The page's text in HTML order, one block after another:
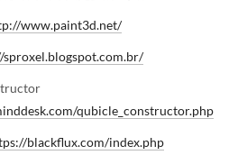
www.paint3d.net/
qubicle_constructor.php
blackflux.com/index.php